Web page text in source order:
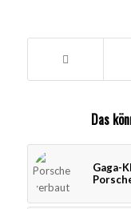
Das
Gaga-